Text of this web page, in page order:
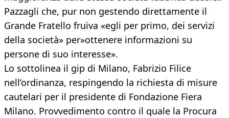
Pazzagli che, pur non gestendo direttamente il
Grande Fratello fruiva «egli per primo, dei servizi
della società» per»ottenere informazioni su
persone di suo interesse».
Lo sottolinea il gip di Milano, Fabrizio Filice
nell’ordinanza, respingendo la richiesta di misure
cautelari per il presidente di Fondazione Fiera
Milano. Provvedimento contro il quale la Procura